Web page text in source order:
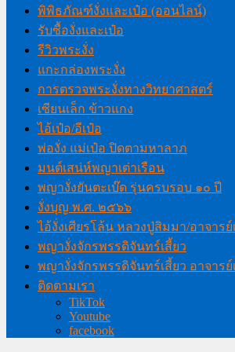
พิพิธภัณฑ์งั่งและเป๋อ (ออนไลน์)
รับซื้องั่งและเป๋อ
รีวิวพระงั่ง
แกะกล่องพระงั่ง
การตรวจพระงั่งทางวิทยาศาสตร์
เซียนเล็ก ข้าวแกง
ไอ้เป๋อ/อีเป๋อ
พ่องั่ง แม่เป๋อ ปิดตามหาลาภ
มนต์เสน่ห์พญาเต่าเรือน
พญางั่งยันตะเบ๊ด รุ่นครบรอบ ๑๐ ปี
งั่งบุญ พ.ศ. ๒๕๖๖
ไอ้งั่งเศียรโล้น หลวงปู่สิมมา/อาจารย์
พญางั่งจักรพรรดิจันทร์เสี้ยว
พญางั่งจักรพรรดิจันทร์เสี้ยว อาจาร
ติดตามเรา
TikTok
Youtube
facebook